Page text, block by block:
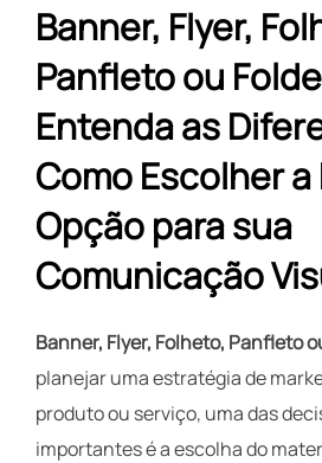
Banner, Flyer,
Panfleto ou
Entenda as
Como Escolher
Opção para sua
Comunicação
Banner, Flyer, Folheto, Panfleto
planejar uma estratégia de
produto ou serviço, uma das
importantes é a escolha do